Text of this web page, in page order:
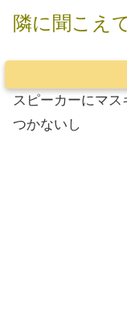
隣に聞こえ
スピーカーにマ
つかないし